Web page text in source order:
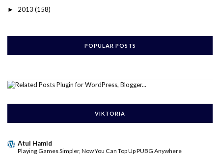
► 2013 (158)
POPULAR POSTS
VIKTORIA
Atul Hamid
Playing Games Simpler, Now You Can Top Up PUBG Anywhere